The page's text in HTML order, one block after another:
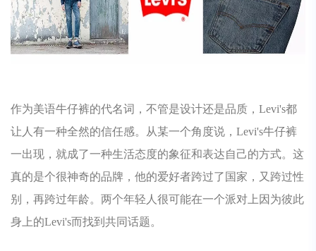
作为美语牛仔裤的代名词，不管是设计还是品质，Levi's都
让人有一种全然的信任感。从某一个角度说，Levi's牛仔裤
一出现，就成了一种生活态度的象征和表达自己的方式。这
真的是个很神奇的品牌，他的爱好者跨过了国家，又跨过性
别，再跨过年龄。两个年轻人很可能在一个派对上因为彼此
身上的Levi's而找到共同话题。